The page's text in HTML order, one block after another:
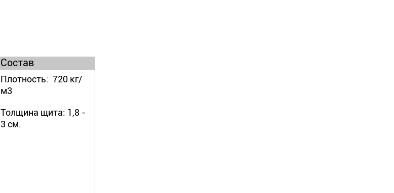
Состав
Плотность: 720 кг/
м3
Толщина щита: 1,8 -
3 см.